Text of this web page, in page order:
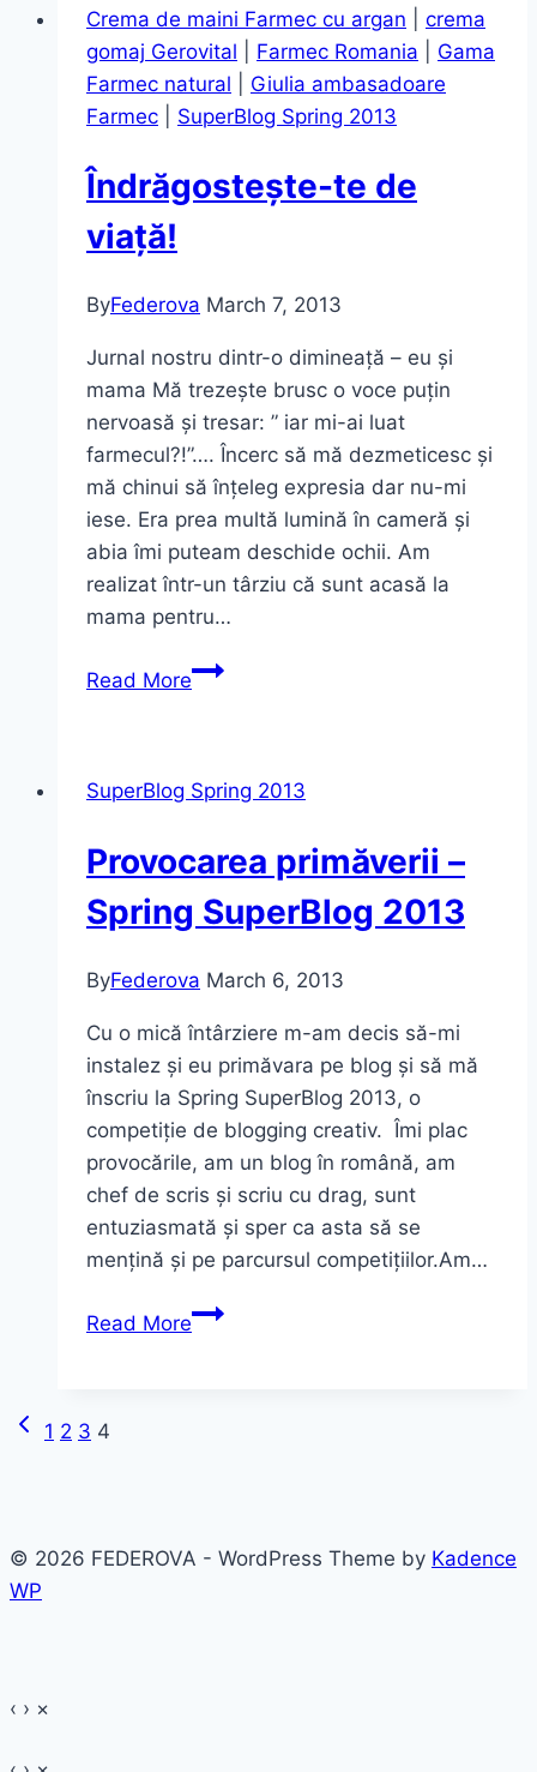
bijuteriile
mele
de
poveste…
Crema de maini Farmec cu argan
crema
gomaj Gerovital
Farmec Romania
Gama
Farmec natural
Giulia ambasadoare
Farmec
SuperBlog Spring 2013
Îndrăgostește-te de
viață!
ByFederova March 7, 2013
Jurnal nostru dintr-o dimineață – eu și
mama Mă trezește brusc o voce puțin
nervoasă și tresar: ” iar mi-ai luat
farmecul?!”…. Încerc să mă dezmeticesc și
mă chinui să înțeleg expresia dar nu-mi
iese. Era prea multă lumină în cameră și
abia îmi puteam deschide ochii. Am
realizat într-un târziu că sunt acasă la
mama pentru…
Read MoreÎndrăgostește-
SuperBlog Spring 2013
Provocarea primăverii –
Spring SuperBlog 2013
ByFederova March 6, 2013
Cu o mică întârziere m-am decis să-mi
instalez și eu primăvara pe blog și să mă
înscriu la Spring SuperBlog 2013, o
competiție de blogging creativ. Îmi plac
provocările, am un blog în română, am
chef de scris și scriu cu drag, sunt
entuziasmată și sper ca asta să se
mențină și pe parcursul competițiilor.Am…
Read MoreProvocarea
Page
Previous
1 2 3 4
© 2026 FEDEROVA - WordPress Theme by Kadence
WP
‹ › ×